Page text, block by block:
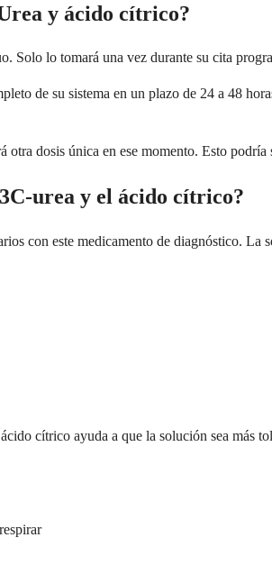
y ácido cítrico?
Solo lo tomará una vez durante su cita
de su sistema en un plazo de 24 a 48
dosis única en ese momento. Esto
urea y el ácido cítrico?
con este medicamento de diagnóstico.
cítrico ayuda a que la solución sea más